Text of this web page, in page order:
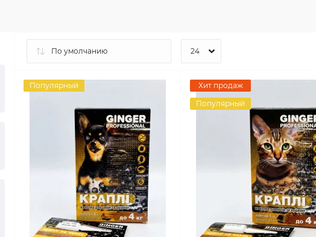
Популярный
Хит продаж
Популярный